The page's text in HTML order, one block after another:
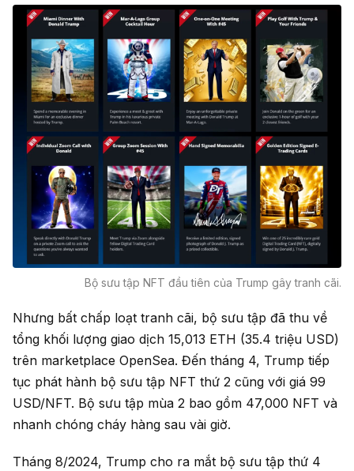
Bộ sưu tập NFT đầu tiên của Trump gây tranh cãi.
Nhưng bất chấp loạt tranh cãi, bộ sưu tập đã thu về
tổng khối lượng giao dịch 15,013 ETH (35.4 triệu USD)
trên marketplace OpenSea. Đến tháng 4, Trump tiếp
tục phát hành bộ sưu tập NFT thứ 2 cũng với giá 99
USD/NFT. Bộ sưu tập mùa 2 bao gồm 47,000 NFT và
nhanh chóng cháy hàng sau vài giờ.
Tháng 8/2024, Trump cho ra mắt bộ sưu tập thứ 4